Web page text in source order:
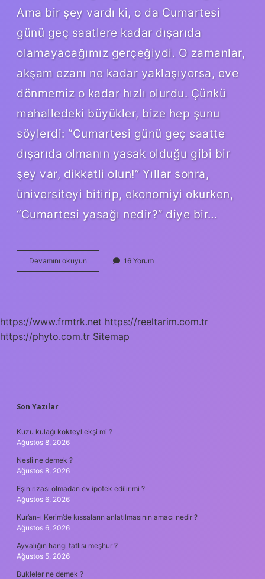
Ama bir şey vardı ki, o da Cumartesi
günü geç saatlere kadar dışarıda
olamayacağımız gerçeğiydi. O zamanlar,
akşam ezanı ne kadar yaklaşıyorsa, eve
dönmemiz o kadar hızlı olurdu. Çünkü
mahalledeki büyükler, bize hep şunu
söylerdi: “Cumartesi günü geç saatte
dışarıda olmanın yasak olduğu gibi bir
şey var, dikkatli olun!” Yıllar sonra,
üniversiteyi bitirip, ekonomiyi okurken,
“Cumartesi yasağı nedir?” diye bir…
Devamını okuyun Cumartesi
yasağı
16 Yorum
https://www.frmtrk.net https://reeltarim.com.tr
https://phyto.com.tr Sitemap
SIDEBAR
Son Yazılar
Kuzu kulağı kokteyl ekşi mi ?
Ağustos 8, 2026
Nesli ne demek ?
Ağustos 8, 2026
Eşin rızası olmadan ev ipotek edilir mi ?
Ağustos 6, 2026
Kur’an-ı Kerim’de kıssaların anlatılmasının amacı nedir ?
Ağustos 6, 2026
Ayvalığın hangi tatlısı meşhur ?
Ağustos 5, 2026
Bukleler ne demek ?